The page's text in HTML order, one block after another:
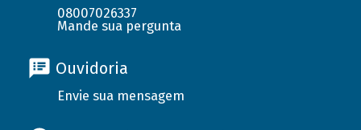
08007026337
Mande sua pergunta
Ouvidoria
Envie sua mensagem